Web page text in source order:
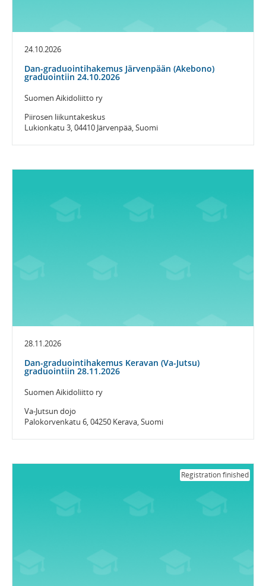
24.10.2026
Dan-graduointihakemus Järvenpään (Akebono)
graduointiin 24.10.2026
Suomen Aikidoliitto ry
Piirosen liikuntakeskus
Lukionkatu 3, 04410 Järvenpää, Suomi
28.11.2026
Dan-graduointihakemus Keravan (Va-Jutsu)
graduointiin 28.11.2026
Suomen Aikidoliitto ry
Va-Jutsun dojo
Palokorvenkatu 6, 04250 Kerava, Suomi
Registration finished